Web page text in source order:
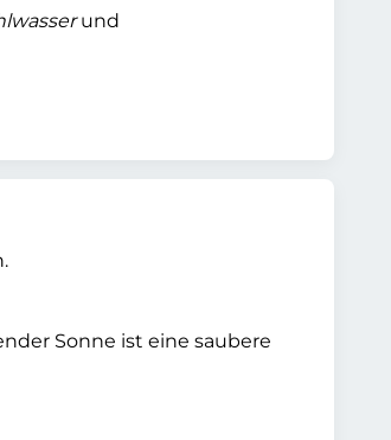
und
Sonne ist eine saubere